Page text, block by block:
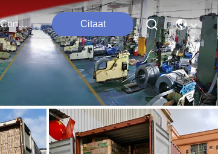
Neem Contact Met Ons Op Citaat